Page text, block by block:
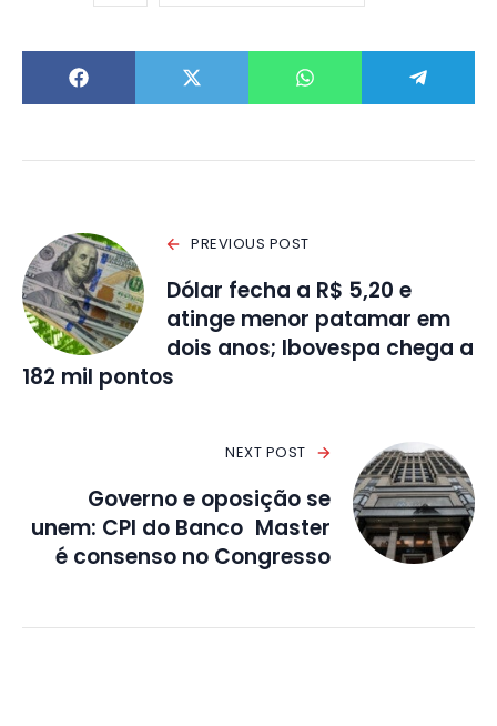
PREVIOUS POST
Dólar fecha a R$ 5,20 e
atinge menor patamar em
dois anos; Ibovespa chega a
182 mil pontos
NEXT POST
Governo e oposição se
unem: CPI do Banco Master
é consenso no Congresso